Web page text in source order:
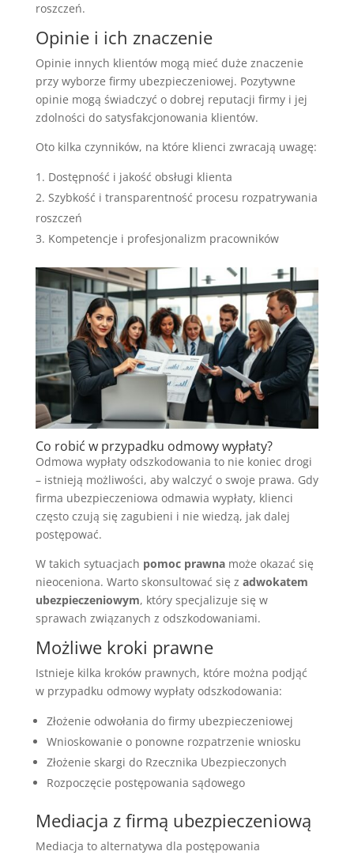
roszczeń.
Opinie i ich znaczenie
Opinie innych klientów mogą mieć duże znaczenie
przy wyborze firmy ubezpieczeniowej. Pozytywne
opinie mogą świadczyć o dobrej reputacji firmy i jej
zdolności do satysfakcjonowania klientów.
Oto kilka czynników, na które klienci zwracają uwagę:
Dostępność i jakość obsługi klienta
Szybkość i transparentność procesu rozpatrywania
roszczeń
Kompetencje i profesjonalizm pracowników
Co robić w przypadku odmowy wypłaty?
Odmowa wypłaty odszkodowania to nie koniec drogi
– istnieją możliwości, aby walczyć o swoje prawa. Gdy
firma ubezpieczeniowa odmawia wypłaty, klienci
często czują się zagubieni i nie wiedzą, jak dalej
postępować.
W takich sytuacjach pomoc prawnamoże okazać się
nieoceniona. Warto skonsultować się z adwokatem
ubezpieczeniowym, który specjalizuje się w
sprawach związanych z odszkodowaniami.
Możliwe kroki prawne
Istnieje kilka kroków prawnych, które można podjąć
w przypadku odmowy wypłaty odszkodowania:
Złożenie odwołania do firmy ubezpieczeniowej
Wnioskowanie o ponowne rozpatrzenie wniosku
Złożenie skargi do Rzecznika Ubezpieczonych
Rozpoczęcie postępowania sądowego
Mediacja z firmą ubezpieczeniową
Mediacja to alternatywa dla postępowania